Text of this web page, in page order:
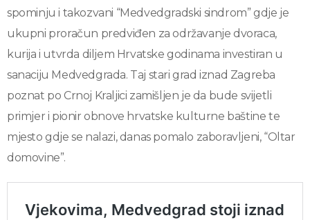
spominju i takozvani “Medvedgradski sindrom” gdje je
ukupni proračun predviđen za održavanje dvoraca,
kurija i utvrda diljem Hrvatske godinama investiran u
sanaciju Medvedgrada. Taj stari grad iznad Zagreba
poznat po Crnoj Kraljici zamišljen je da bude svijetli
primjer i pionir obnove hrvatske kulturne baštine te
mjesto gdje se nalazi, danas pomalo zaboravljeni, “Oltar
domovine”.